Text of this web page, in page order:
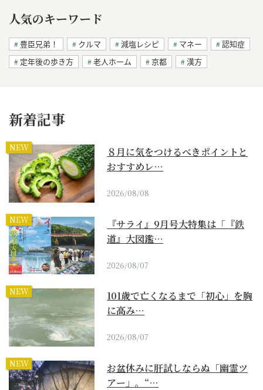
人気のキーワード
豊臣兄弟！ クルマ 減塩レシピ マネー
認知症
定年後の歩き方
老人ホーム 京都 漢方
新着記事
NEW
８月に気をつけるべきポイントと
おすすめレ…
2026/08/08
NEW
『サライ』9月号大特集は「『鉄
道』大図鑑…
2026/08/07
NEW
101歳で亡くなるまで「初心」を胸
に高み…
2026/08/07
NEW
お盆休みに肝試しならぬ「幽霊ツ
アー」。“…